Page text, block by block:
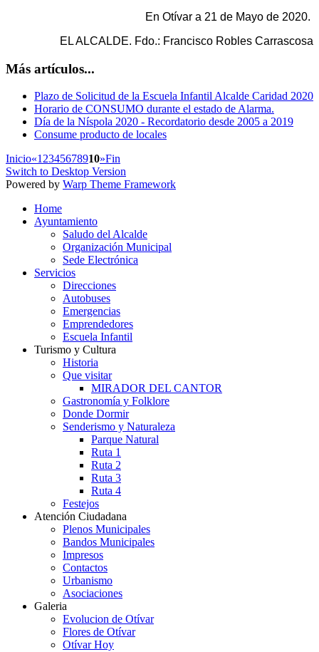
En Otívar a 21 de Mayo de 2020.
EL ALCALDE. Fdo.: Francisco Robles Carrascosa
Más artículos...
Plazo de Solicitud de la Escuela Infantil Alcalde Caridad 2020
Horario de CONSUMO durante el estado de Alarma.
Día de la Níspola 2020 - Recordatorio desde 2005 a 2019
Consume producto de locales
Inicio«12345678910»Fin
Switch to Desktop Version
Powered by Warp Theme Framework
Home
Ayuntamiento
Saludo del Alcalde
Organización Municipal
Sede Electrónica
Servicios
Direcciones
Autobuses
Emergencias
Emprendedores
Escuela Infantil
Turismo y Cultura
Historia
Que visitar
MIRADOR DEL CANTOR
Gastronomía y Folklore
Donde Dormir
Senderismo y Naturaleza
Parque Natural
Ruta 1
Ruta 2
Ruta 3
Ruta 4
Festejos
Atención Ciudadana
Plenos Municipales
Bandos Municipales
Impresos
Contactos
Urbanismo
Asociaciones
Galeria
Evolucion de Otívar
Flores de Otívar
Otívar Hoy